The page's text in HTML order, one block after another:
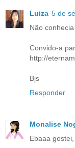
Luiza 5 de
Não
Convido-a
http://
Bjs
Responder
Monalise
Ebaaa